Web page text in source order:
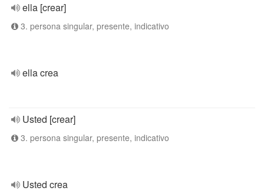
ella [crear]
3. persona singular, presente, indicativo
ella crea
Usted [crear]
3. persona singular, presente, indicativo
Usted crea